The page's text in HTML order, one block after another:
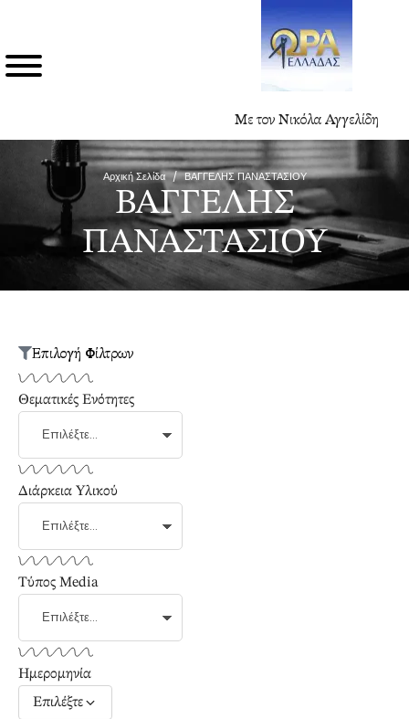
Με τον Νικόλα Αγγελίδη
Αρχική Σελίδα / ΒΑΓΓΕΛΗΣ ΠΑΝΑΣΤΑΣΙΟΥ
ΒΑΓΓΕΛΗΣ
ΠΑΝΑΣΤΑΣΙΟΥ
Επιλογή Φίλτρων
Θεματικές Ενότητες
Διάρκεια Υλικού
Τύπος Media
Ημερομηνία
Επιλέξτε